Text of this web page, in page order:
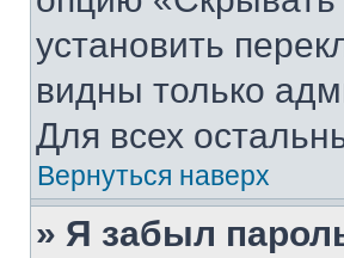
установить
видны только
Для всех
Вернуться наверх
» Я забыл